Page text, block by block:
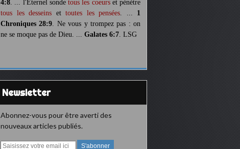
4:8. ... l'Éternel sonde tous les coeurset pénètre
tous les desseins et toutes les pensées. ... 1
Chroniques 28:9. Ne vous y trompez pas : on
ne se moque pas de Dieu. ... Galates 6:7. LSG
Newsletter
Abonnez-vous pour être averti des
nouveaux articles publiés.
E